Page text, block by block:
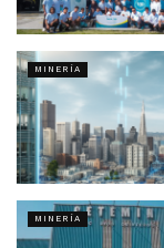
MINERÍA
MINERÍA